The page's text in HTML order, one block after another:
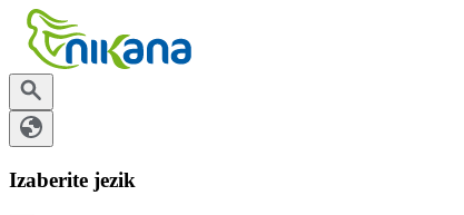
Izaberite jezik